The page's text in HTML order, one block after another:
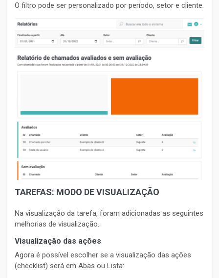
O filtro pode ser personalizado por período, setor e cliente.
TAREFAS: MODO DE VISUALIZAÇÃO
Na visualização da tarefa, foram adicionadas as seguintes
melhorias de visualização.
Visualização das ações
Agora é possível escolher se a visualização das ações
(checklist) será em Abas ou Lista: